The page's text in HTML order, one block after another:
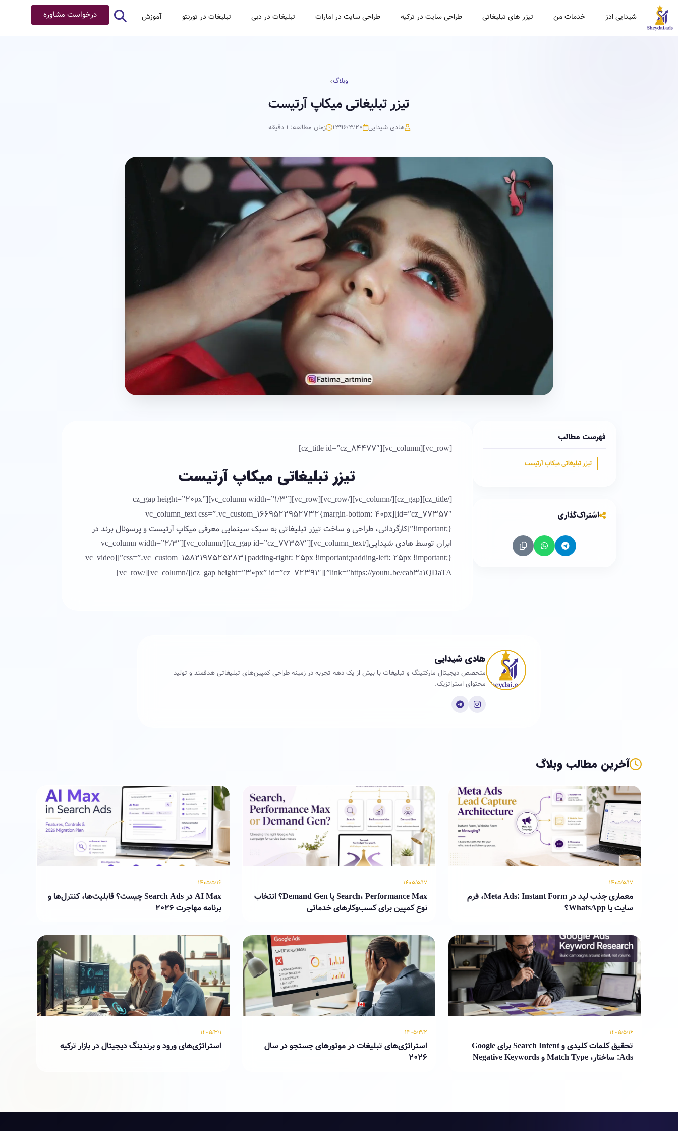
شیدایی ادز خدمات من تیزر های تبلیغاتی طراحی سایت در ترکیه طراحی سایت در امارات تبلیغات در دبی تبلیغات در تورنتو آموزش درخواست مشاوره
وبلاگ
تیزر تبلیغاتی میکاپ آرتیست
هادی شیدایی ۱۳۹۶/۳/۲۰ زمان مطالعه: 1 دقیقه
فهرست مطالب
تیزر تبلیغاتی میکاپ آرتیست
اشتراک‌گذاری
[vc_row][vc_column][cz_title id=”cz_84477″]
تیزر تبلیغاتی میکاپ آرتیست
[/cz_title][cz_gap][/vc_column][/vc_row][vc_row][vc_column width=”1/3″][cz_gap height=”20px”
id=”cz_77357″][vc_column_text css=”.vc_custom_1669522952732{margin-bottom: 40px
!important;}”]کارگردانی، طراحی و ساخت تیزر تبلیغاتی به سبک سینمایی معرفی میکاپ آرتیست و پرسونال برند در
ایران توسط هادی شیدایی[/vc_column_text][cz_gap id=”cz_77357″][/vc_column][vc_column width=”2/3″
css=”.vc_custom_1582197525283{padding-right: 25px !important;padding-left: 25px !important;}”][vc_video
link=”https://youtu.be/cab3a1QDaTA”][cz_gap height=”30px” id=”cz_72391″][/vc_column][/vc_row]
هادی شیدایی
متخصص دیجیتال مارکتینگ و تبلیغات با بیش از یک دهه تجربه در زمینه طراحی کمپین‌های تبلیغاتی هدفمند و تولید
محتوای استراتژیک.
آخرین مطالب وبلاگ
۱۴۰۵/۵/۱۷
معماری جذب لید در Meta Ads: Instant Form، فرم
سایت یا WhatsApp؟
۱۴۰۵/۵/۱۷
Search، Performance Max یا Demand Gen؟ انتخاب
نوع کمپین برای کسب‌وکارهای خدماتی
۱۴۰۵/۵/۱۶
AI Max در Search Ads چیست؟ قابلیت‌ها، کنترل‌ها و
برنامه مهاجرت ۲۰۲۶
۱۴۰۵/۵/۱۶
تحقیق کلمات کلیدی و Search Intent برای Google
Ads: ساختار، Match Type و Negative Keywords
۱۴۰۵/۳/۲
استراتژی‌های تبلیغات در موتورهای جستجو در سال
۲۰۲۶
۱۴۰۵/۳/۱
استراتژی‌های ورود و برندینگ دیجیتال در بازار ترکیه